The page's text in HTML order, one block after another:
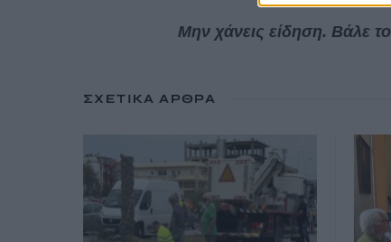
Μην χάνεις είδηση. Βάλε το
ΣΧΕΤΙΚΆ ΆΡΘΡΑ